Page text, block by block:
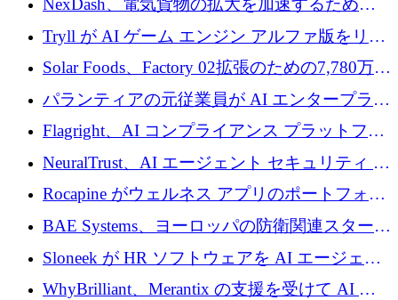
NexDash、電気貨物の拡大を加速するために
EIT Urban Mobilityから250万ユーロを確保
Tryll が AI ゲーム エンジン アルファ版をリリ
ースし、60 万ドルのプレシード資金を確保
Solar Foods、Factory 02拡張のための7,780万ユ
ーロの資金調達パッケージを獲得
パランティアの元従業員が AI エンタープライ
ズ スタートアップの Conduct に 6,000 万ドル
を調達
Flagright、AI コンプライアンス プラットフォ
ームを拡張するためにシリーズ A で 1,250 万
ドルを確保
NeuralTrust、AI エージェント セキュリティ プ
ラットフォームの拡張に 2,000 万ドルを調達
Rocapine がウェルネス アプリのポートフォリ
オを拡大するためにシリーズ A で 1,300 万ド
ルを調達
BAE Systems、ヨーロッパの防衛関連スタート
アップの規模拡大を支援するために 5,000 万
ユーロの支援を開始
Sloneek が HR ソフトウェアを AI エージェン
トに変えるために 600 万ドルを調達
WhyBrilliant、Merantix の支援を受けて AI 求